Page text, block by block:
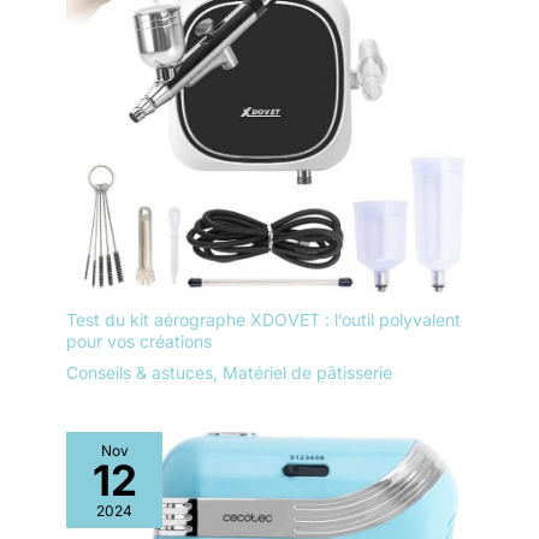
Test du kit aérographe XDOVET : l’outil polyvalent
pour vos créations
Conseils & astuces Matériel de pâtisserie
Nov
12
2024